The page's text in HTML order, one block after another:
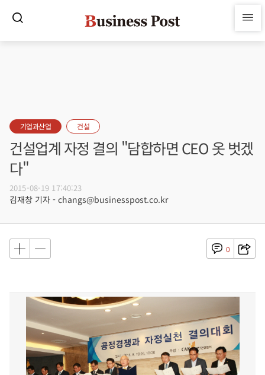
기업과산업 건설
건설업계 자정 결의 "담합하면 CEO 옷 벗겠
다"
2015-08-19 17:40:23
김재창 기자 - changs@businesspost.co.kr
0